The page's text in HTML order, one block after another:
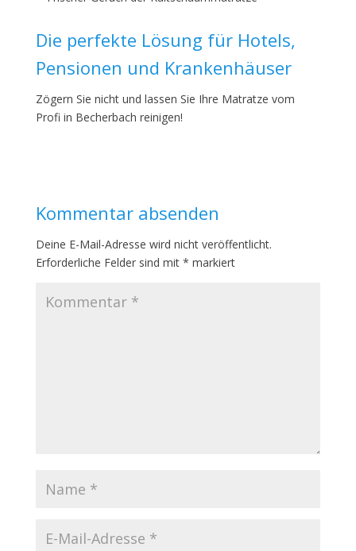
Die perfekte Lösung für Hotels,
Pensionen und Krankenhäuser
Zögern Sie nicht und lassen Sie Ihre Matratze vom
Profi in Becherbach reinigen!
Kommentar absenden
Deine E-Mail-Adresse wird nicht veröffentlicht.
Erforderliche Felder sind mit * markiert